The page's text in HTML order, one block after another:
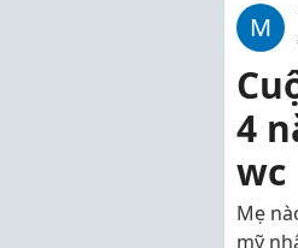
M
4
wc
Mẹ
mỹ